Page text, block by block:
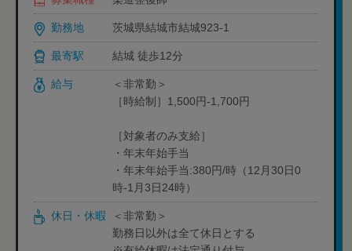
勤務地 茨城県結城市結城923-1
最寄駅 結城 徒歩12分
給与
＜非常勤＞
［時給制］1,500円-1,700円
［対象者のみ支給］
・年末年始手当
・年末年始手当:380円/時（12月30日0
時-1月3日24時）
休日・休暇
＜非常勤＞
勤務日以外は全て休日とする